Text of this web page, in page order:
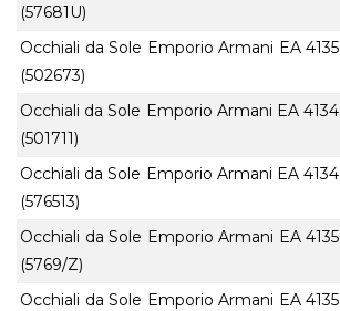
(57681U)
Occhiali da Sole Emporio Armani EA 4135
(502673)
Occhiali da Sole Emporio Armani EA 4134
(501711)
Occhiali da Sole Emporio Armani EA 4134
(576513)
Occhiali da Sole Emporio Armani EA 4135
(5769/Z)
Occhiali da Sole Emporio Armani EA 4135